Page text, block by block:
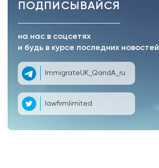
ПОДПИСЫВАЙСЯ
на нас в соцсетях
и будь в курсе последних новостей
ImmigrateUK_QandA_ru
lawfirmlimited